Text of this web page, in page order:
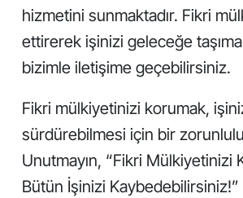
hizmetini sunmaktadır. Fikri
ettirerek işinizi geleceğe
bizimle iletişime geçebilirsiniz.
Fikri mülkiyetinizi korumak,
sürdürebilmesi için bir
Unutmayın, “Fikri Mülkiyetinizi
Bütün İşinizi Kaybedebilirsiniz!”